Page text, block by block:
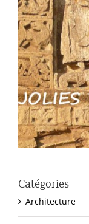
Catégories
Architecture